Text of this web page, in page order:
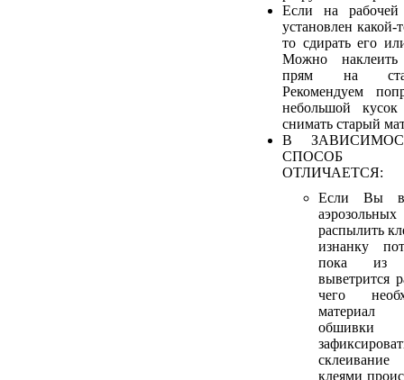
Если на рабочей
установлен какой-
то сдирать его
Можно
прям на
Рекомендуем
небольшой
снимать старый
В
СПОСОБ
ОТЛИЧАЕТСЯ:
Если Вы
распылить
изнанку
пока из
выветрится
чего
материал
обшивки
клеями